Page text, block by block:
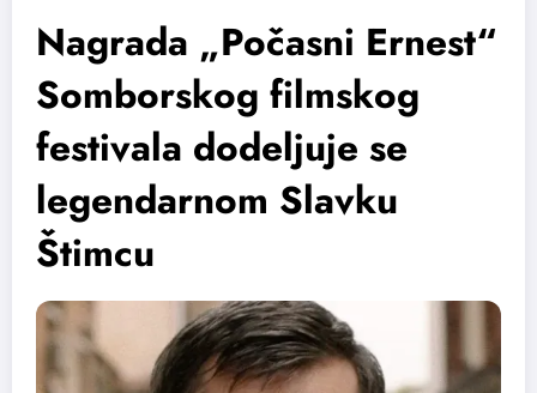
Nagrada „Počasni Ernest“
Somborskog filmskog
festivala dodeljuje se
legendarnom Slavku
Štimcu